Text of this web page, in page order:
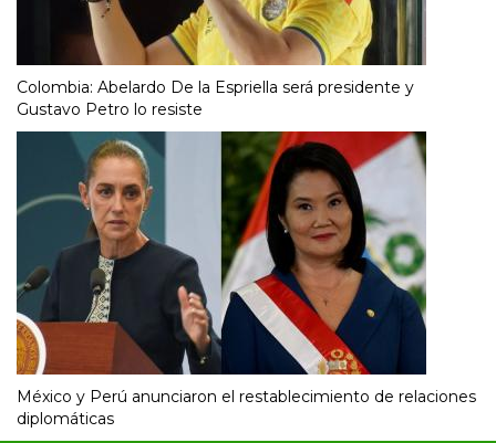
Colombia: Abelardo De la Espriella será presidente y
Gustavo Petro lo resiste
México y Perú anunciaron el restablecimiento de relaciones
diplomáticas